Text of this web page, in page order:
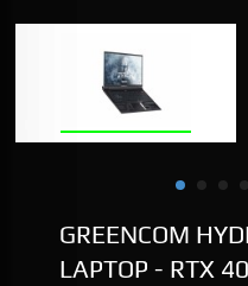
GREENCOM
LAPTOP - RTX